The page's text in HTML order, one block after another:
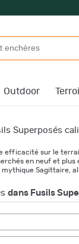
Outdoor
Superposés
sur le
en neuf et
Sagittaire,
dans Fusils